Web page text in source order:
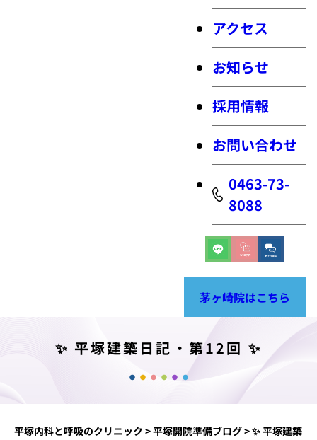
アクセス
お知らせ
採用情報
お問い合わせ
0463-73-
8088
茅ヶ崎院はこちら
✨ 平塚建築日記・第12回 ✨
平塚内科と呼吸のクリニック >平塚開院準備ブログ>✨ 平塚建築